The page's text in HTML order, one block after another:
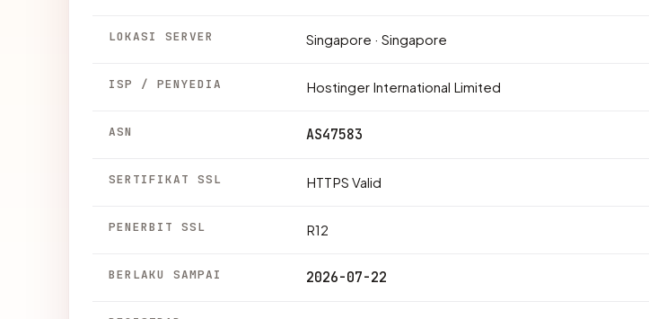
LOKASI SERVER Singapore · Singapore
ISP / PENYEDIA Hostinger International Limited
ASN AS47583
SERTIFIKAT SSL HTTPS Valid
PENERBIT SSL R12
BERLAKU SAMPAI 2026-07-22